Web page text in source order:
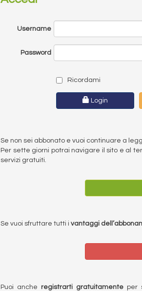
Username
Password
Ricordami
Login
Se non sei abbonato e vuoi continuare a
Per sette giorni potrai navigare il sito e al
servizi gratuiti.
Se vuoi sfruttare tutti i vantaggi
Puoi anche registrarti gratuitamenteper